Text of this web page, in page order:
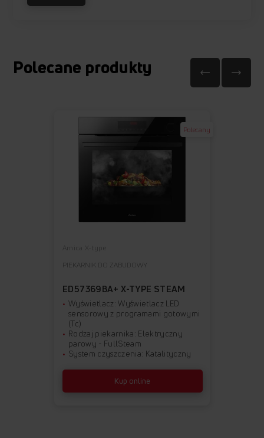
Polecane produkty
Polecany
Amica X-type
PIEKARNIK DO ZABUDOWY
ED57369BA+ X-TYPE STEAM
Wyświetlacz: Wyświetlacz LED
sensorowy z programami gotowymi
(Tc)
Rodzaj piekarnika: Elektryczny
parowy - FullSteam
System czyszczenia: Katalityczny
Kup online